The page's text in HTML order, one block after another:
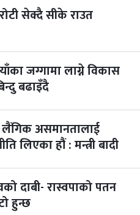
सेक्दै सीके राउत
जग्गामा लाग्ने विकास
बढाइँदै
असमानतालाई
लिएका हौं : मन्त्री बादी
दाबी- रास्वपाको पतन
हुन्छ